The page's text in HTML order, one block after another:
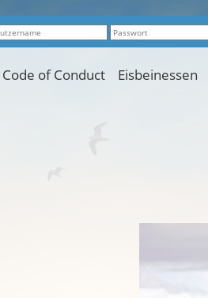
Code of Conduct Eisbeinessen